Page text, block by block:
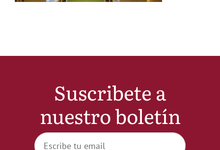
WooCommerce My Account
WooCommerce Cart
Suscribete a
nuestro boletín